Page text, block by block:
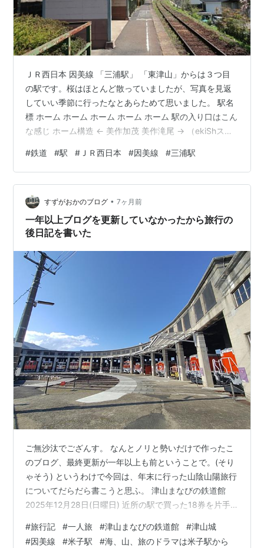
三浦駅
美作滝尾駅 みまさかたきお
高野駅 たかの
東津山駅 ひがしつやま 姫新線
リスト::鉄道路線
ＪＲ西日本 因美線 「三浦駅」 「東津山」からは３つ目
の駅です。桜はほとんど散っていましたが、写真を見返
していい季節に行ったなとあらためて思いました。 駅名
標 ホーム ホーム ホーム ホーム ホーム 駅の入り口はこん
な感じ ホーム構造 ← 美作加茂 美作滝尾 → （ekiShスタ
態： 無人駅所在地 ： 岡山県津山市訪 問 ： ２０２１年４
月 ランキング参加中駅・駅舎ランキング参加中鉄道ラン
キング参加中鉄道趣味 ランキング参加中旅行
#鉄道 #駅 # ＪＲ西日本 #因美線 #三浦駅
すずがおかのブログ • 7ヶ月前
一年以上ブログを更新していなかったから旅行の
後日記を書いた
ご無沙汰でござんす。 なんとノリと勢いだけで作ったこ
のブログ、最終更新が一年以上も前ということで。(そり
ゃそう) というわけで今回は、年末に行った山陰山陽旅行
についてだらだら書こうと思ふ。 津山まなびの鉄道館
2025年12月28日(日曜日) 近所の駅で買った18券を片手
冬の旅への期待が膨らんだ。そこそこ早い時間の列車で
#旅行記 #一人旅 #津山まなびの鉄道館 #津山城
#因美線 #米子駅 #海、山、旅のドラマは米子駅から